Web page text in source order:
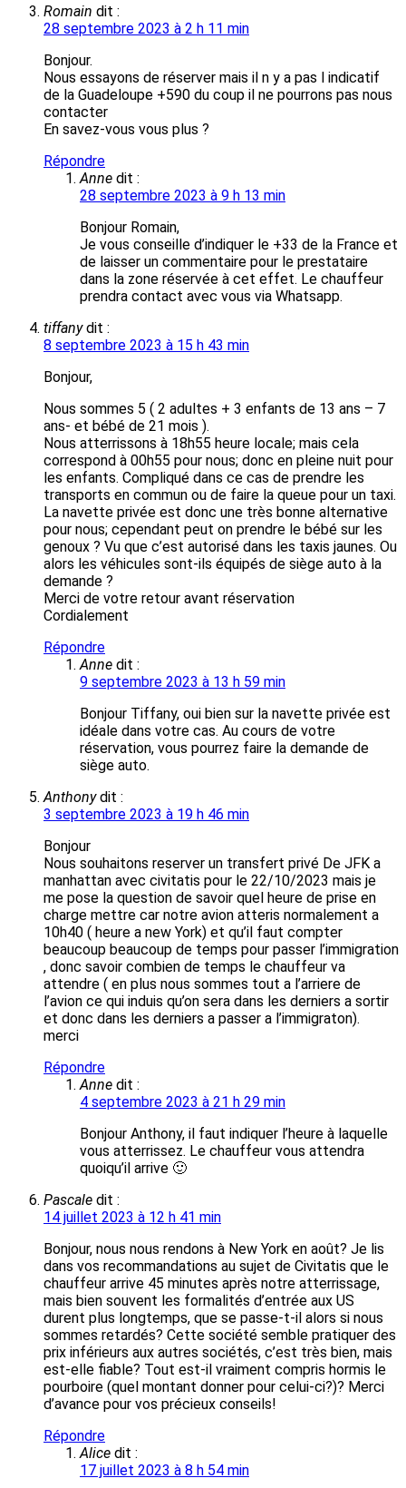
Romain dit :
28 septembre 2023 à 2 h 11 min
Bonjour.
Nous essayons de réserver mais il n y a pas l indicatif
de la Guadeloupe +590 du coup il ne pourrons pas nous
contacter
En savez-vous vous plus ?
Répondre
Anne dit :
28 septembre 2023 à 9 h 13 min
Bonjour Romain,
Je vous conseille d’indiquer le +33 de la France et
de laisser un commentaire pour le prestataire
dans la zone réservée à cet effet. Le chauffeur
prendra contact avec vous via Whatsapp.
tiffany dit :
8 septembre 2023 à 15 h 43 min
Bonjour,
Nous sommes 5 ( 2 adultes + 3 enfants de 13 ans – 7
ans- et bébé de 21 mois ).
Nous atterrissons à 18h55 heure locale; mais cela
correspond à 00h55 pour nous; donc en pleine nuit pour
les enfants. Compliqué dans ce cas de prendre les
transports en commun ou de faire la queue pour un taxi.
La navette privée est donc une très bonne alternative
pour nous; cependant peut on prendre le bébé sur les
genoux ? Vu que c’est autorisé dans les taxis jaunes. Ou
alors les véhicules sont-ils équipés de siège auto à la
demande ?
Merci de votre retour avant réservation
Cordialement
Répondre
Anne dit :
9 septembre 2023 à 13 h 59 min
Bonjour Tiffany, oui bien sur la navette privée est
idéale dans votre cas. Au cours de votre
réservation, vous pourrez faire la demande de
siège auto.
Anthony dit :
3 septembre 2023 à 19 h 46 min
Bonjour
Nous souhaitons reserver un transfert privé De JFK a
manhattan avec civitatis pour le 22/10/2023 mais je
me pose la question de savoir quel heure de prise en
charge mettre car notre avion atteris normalement a
10h40 ( heure a new York) et qu’il faut compter
beaucoup beaucoup de temps pour passer l’immigration
, donc savoir combien de temps le chauffeur va
attendre ( en plus nous sommes tout a l’arriere de
l’avion ce qui induis qu’on sera dans les derniers a sortir
et donc dans les derniers a passer a l’immigraton).
merci
Répondre
Anne dit :
4 septembre 2023 à 21 h 29 min
Bonjour Anthony, il faut indiquer l’heure à laquelle
vous atterrissez. Le chauffeur vous attendra
quoiqu’il arrive 🙂
Pascale dit :
14 juillet 2023 à 12 h 41 min
Bonjour, nous nous rendons à New York en août? Je lis
dans vos recommandations au sujet de Civitatis que le
chauffeur arrive 45 minutes après notre atterrissage,
mais bien souvent les formalités d’entrée aux US
durent plus longtemps, que se passe-t-il alors si nous
sommes retardés? Cette société semble pratiquer des
prix inférieurs aux autres sociétés, c’est très bien, mais
est-elle fiable? Tout est-il vraiment compris hormis le
pourboire (quel montant donner pour celui-ci?)? Merci
d’avance pour vos précieux conseils!
Répondre
Alice dit :
17 juillet 2023 à 8 h 54 min